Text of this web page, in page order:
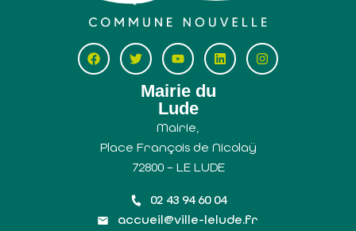
Mairie du
Lude
Mairie,
Place François de Nicolaÿ
72800 – LE LUDE
02 43 94 60 04
accueil@ville-lelude.fr